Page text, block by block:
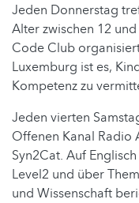
Jeden Donnerstag
Alter zwischen 12
Code Club
Luxemburg ist es,
Kompetenz zu
Jeden vierten
Offenen Kanal Radio
Syn2Cat. Auf
Level2 und über
und Wissenschaft